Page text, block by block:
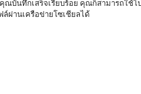
ณบันทึกเสร็จเรียบร้อย คุณก็สามารถใ
ผ่านเครือข่ายโซเชียลได้